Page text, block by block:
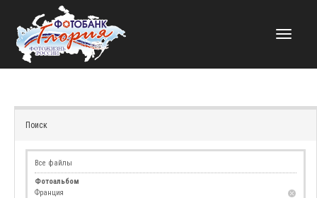
НАВИГАЦИЯ
Поиск
Все файлы
Фотоальбом
Франция